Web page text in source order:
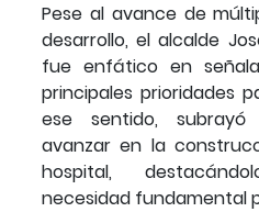
Pese al avance de
desarrollo, el alcalde
fue enfático en
principales prioridades
ese sentido,
avanzar en la
hospital,
necesidad fundamental